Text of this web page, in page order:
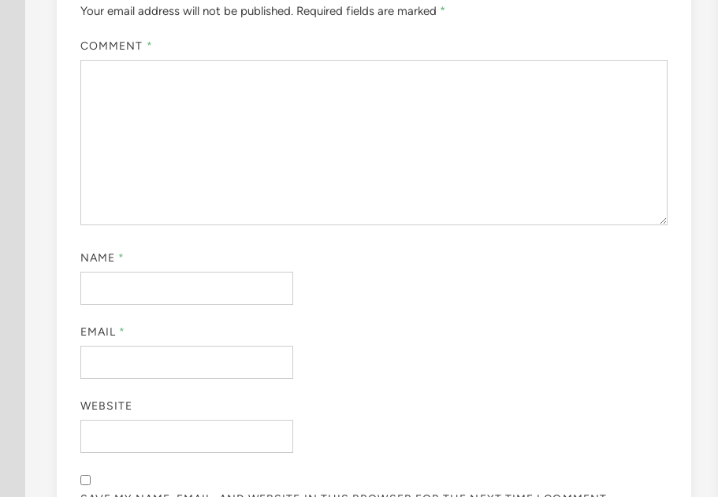
Your email address will not be published. Required fields are marked *
COMMENT *
NAME *
EMAIL *
WEBSITE